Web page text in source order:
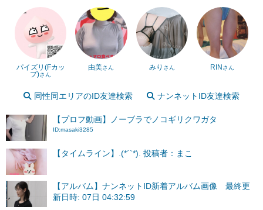
パイズリ(Fカッ
プ)さん
由美さん みり さん RINさん
同性同エリアのID友達検索 ナンネットID友達検索
【プロフ動画】ノーブラでノコギリクワガタ
ID:masaki3285
【タイムライン】.(*´`*). 投稿者：まこ
【アルバム】ナンネットID新着アルバム画像 最終更
新日時: 07日 04:32:59